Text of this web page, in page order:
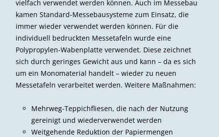
vielfach verwendet werden können. Auch im Messebau
kamen Standard-Messebausysteme zum Einsatz, die
immer wieder verwendet werden können. Für die
individuell bedruckten Messetafeln wurde eine
Polypropylen-Wabenplatte verwendet. Diese zeichnet
sich durch geringes Gewicht aus und kann – da es sich
um ein Monomaterial handelt – wieder zu neuen
Messetafeln verarbeitet werden. Weitere Maßnahmen:
Mehrweg-Teppichfliesen, die nach der Nutzung
gereinigt und wiederverwendet werden
Weitgehende Reduktion der Papiermengen